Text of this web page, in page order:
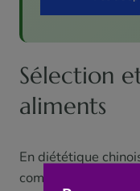
Sélection
aliments
En diététique
comment on le